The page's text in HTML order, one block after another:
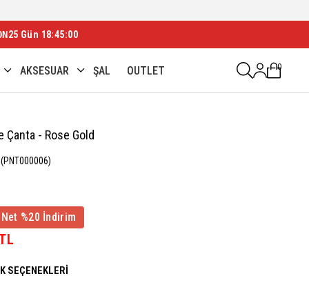
25 Gün 18:44:58
AKSESUAR ŞAL OUTLET 0
Çanta - Rose Gold
(PNT000006)
%20 İndirim
SEÇENEKLERI